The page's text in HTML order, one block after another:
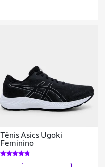
Tênis Asics Ugoki
Feminino